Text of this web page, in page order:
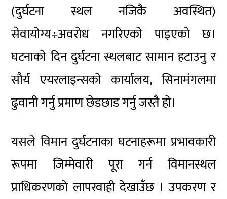
(दुर्घटना स्थल नजिकै अवस्थित)
सेवायोग्य÷अवरोध नगरिएको पाइएको छ।
घटनाको दिन दुर्घटना स्थलबाट सामान हटाउनु र
सौर्य एयरलाइन्सको कार्यालय, सिनामंगलमा
ढुवानी गर्नु प्रमाण छेडछाड गर्नु जस्तै हो।
यसले विमान दुर्घटनाका घटनाहरूमा प्रभावकारी
रूपमा जिम्मेवारी पूरा गर्न विमानस्थल
प्राधिकरणको लापरवाही देखाउँछ । उपकरण र